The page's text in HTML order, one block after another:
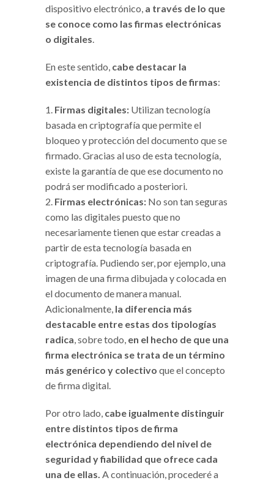
dispositivo electrónico, a través de lo que
se conoce como las firmas electrónicas
o digitales.
En este sentido, cabe destacar la
existencia de distintos tipos de firmas:
Firmas digitales: Utilizan tecnología
basada en criptografía que permite el
bloqueo y protección del documento que se
firmado. Gracias al uso de esta tecnología,
existe la garantía de que ese documento no
podrá ser modificado a posteriori.
Firmas electrónicas: No son tan seguras
como las digitales puesto que no
necesariamente tienen que estar creadas a
partir de esta tecnología basada en
criptografía. Pudiendo ser, por ejemplo, una
imagen de una firma dibujada y colocada en
el documento de manera manual.
Adicionalmente, la diferencia más
destacable entre estas dos tipologías
radica, sobre todo, en el hecho de que una
firma electrónica se trata de un término
más genérico y colectivo que el concepto
de firma digital.
Por otro lado, cabe igualmente distinguir
entre distintos tipos de firma
electrónica dependiendo del nivel de
seguridad y fiabilidad que ofrece cada
una de ellas. A continuación, procederé a